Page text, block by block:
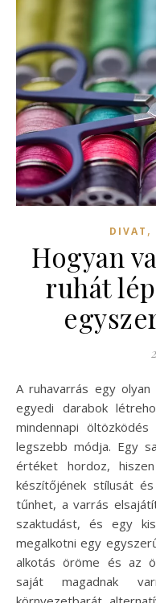
DIVAT ,
Hogyan
ruhát
A ruhavarrás egy olyan kreatív folyamat, amely nemcsak
egyedi darabok
mindennapi
legszebb módja. Egy
értéket hordoz,
készítőjének stílusát
tűnhet, a varrás
szaktudást, és egy
megalkotni egy
alkotás öröme és az
saját magadnak